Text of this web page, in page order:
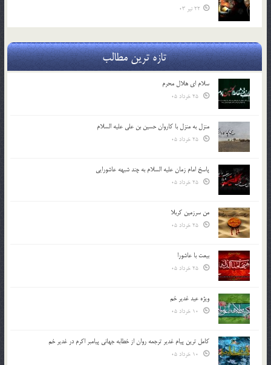
22 تیر 03
تازه ترین مطالب
سلام ای هلال محرم
منزل به منزل با کاروان حسین بن علی علیه السلام
پاسخ امام زمان علیه السلام به چند شبهه عاشورایی
من سرزمین کربلا
بیعت با عاشورا
ویژه عید غدیر خم
کامل ترین پیام غدیر ترجمه روان از خطابه جهانی پیامبر اکرم در غدیر خم